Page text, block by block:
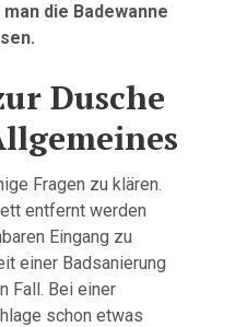
die Badewanne
Dusche
Fragen zu klären.
entfernt werden
Eingang zu
einer Badsanierung
Fall. Bei einer
schon etwas